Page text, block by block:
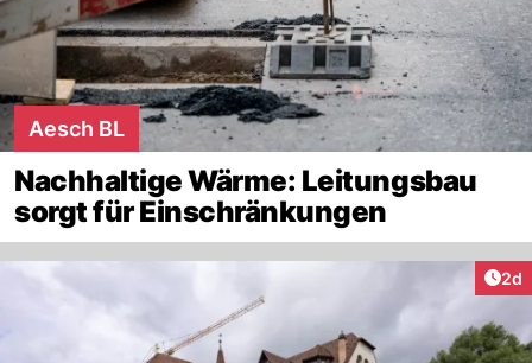
Aesch BL
Nachhaltige Wärme: Leitungsbau
sorgt für Einschränkungen
2d